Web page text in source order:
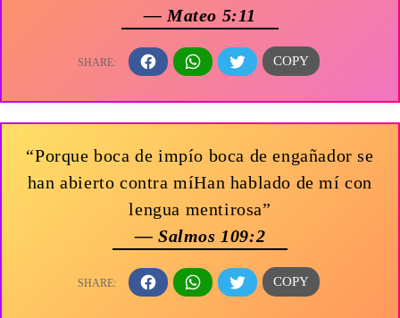
— Mateo 5:11
“Porque boca de impío boca de engañador se
han abierto contra míHan hablado de mí con
lengua mentirosa”
— Salmos 109:2